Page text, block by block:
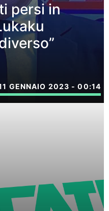
persi in
GENNAIO 2023 - 00:14